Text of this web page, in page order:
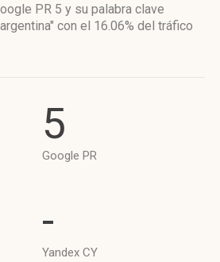
PR 5 y su palabra clave
con el 16.06% del tráfico
5
Google PR
-
Yandex CY